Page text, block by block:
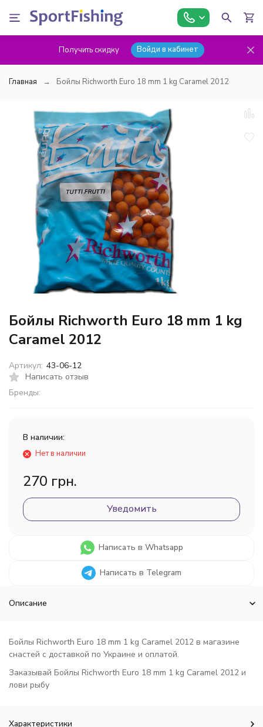
Получить скидку Войди в кабинет
Главная Бойлы Richworth Euro 18 mm 1 kg Caramel 2012
Бойлы Richworth Euro 18 mm 1 kg
Caramel 2012
Написать отзыв
Бренды:
Артикул: 43-06-12
В наличии:
Нет в наличии
270 грн.
Уведомить
Написать в Whatsapp
Написать в Telegram
Описание
Бойлы Richworth Euro 18 mm 1 kg Caramel 2012 в магазине
снастей с доставкой по Украине и оплатой.
Заказывай Бойлы Richworth Euro 18 mm 1 kg Caramel 2012 и
лови рыбу
Характеристики